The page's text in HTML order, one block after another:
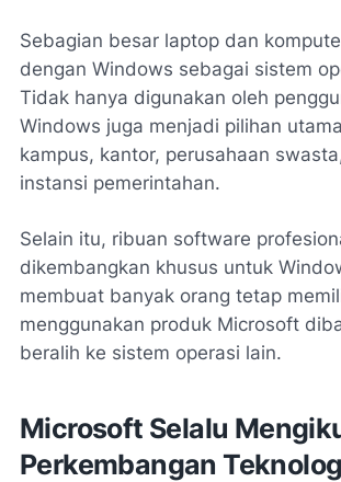
Sebagian besar laptop dan
dengan Windows sebagai sistem
Tidak hanya digunakan oleh
Windows juga menjadi pilihan
kampus, kantor, perusahaan
instansi pemerintahan.
Selain itu, ribuan software
dikembangkan khusus untuk
membuat banyak orang tetap
menggunakan produk Microsoft
beralih ke sistem operasi lain.
Microsoft Selalu
Perkembangan